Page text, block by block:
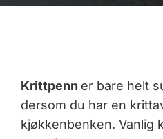
Krittpenn er bare helt
dersom du har en
kjøkkenbenken. Vanlig